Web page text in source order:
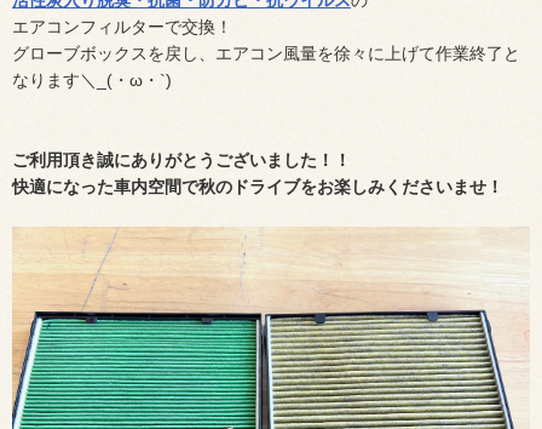
エアコンフィルターで交換！
グローブボックスを戻し、エアコン風量を徐々に上げて作業終了と
なります＼_(・ω・`)
ご利用頂き誠にありがとうございました！！
快適になった車内空間で秋のドライブをお楽しみくださいませ！